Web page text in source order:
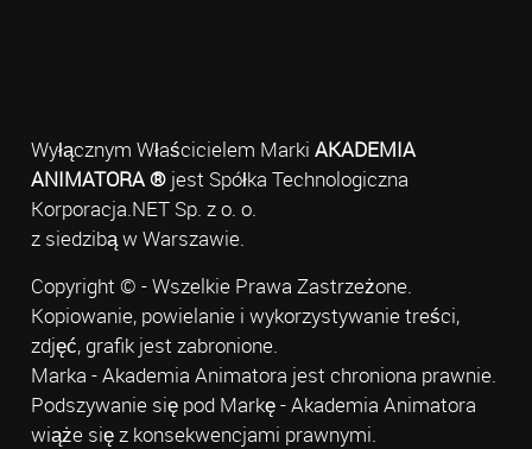
Wyłącznym Właścicielem Marki AKADEMIA
ANIMATORA ®jest Spółka Technologiczna
Korporacja.NET Sp. z o. o.
z siedzibą w Warszawie.
Copyright © - Wszelkie Prawa Zastrzeżone.
Kopiowanie, powielanie i wykorzystywanie treści,
zdjęć, grafik jest zabronione.
Marka - Akademia Animatora jest chroniona prawnie.
Podszywanie się pod Markę - Akademia Animatora
wiąże się z konsekwencjami prawnymi.